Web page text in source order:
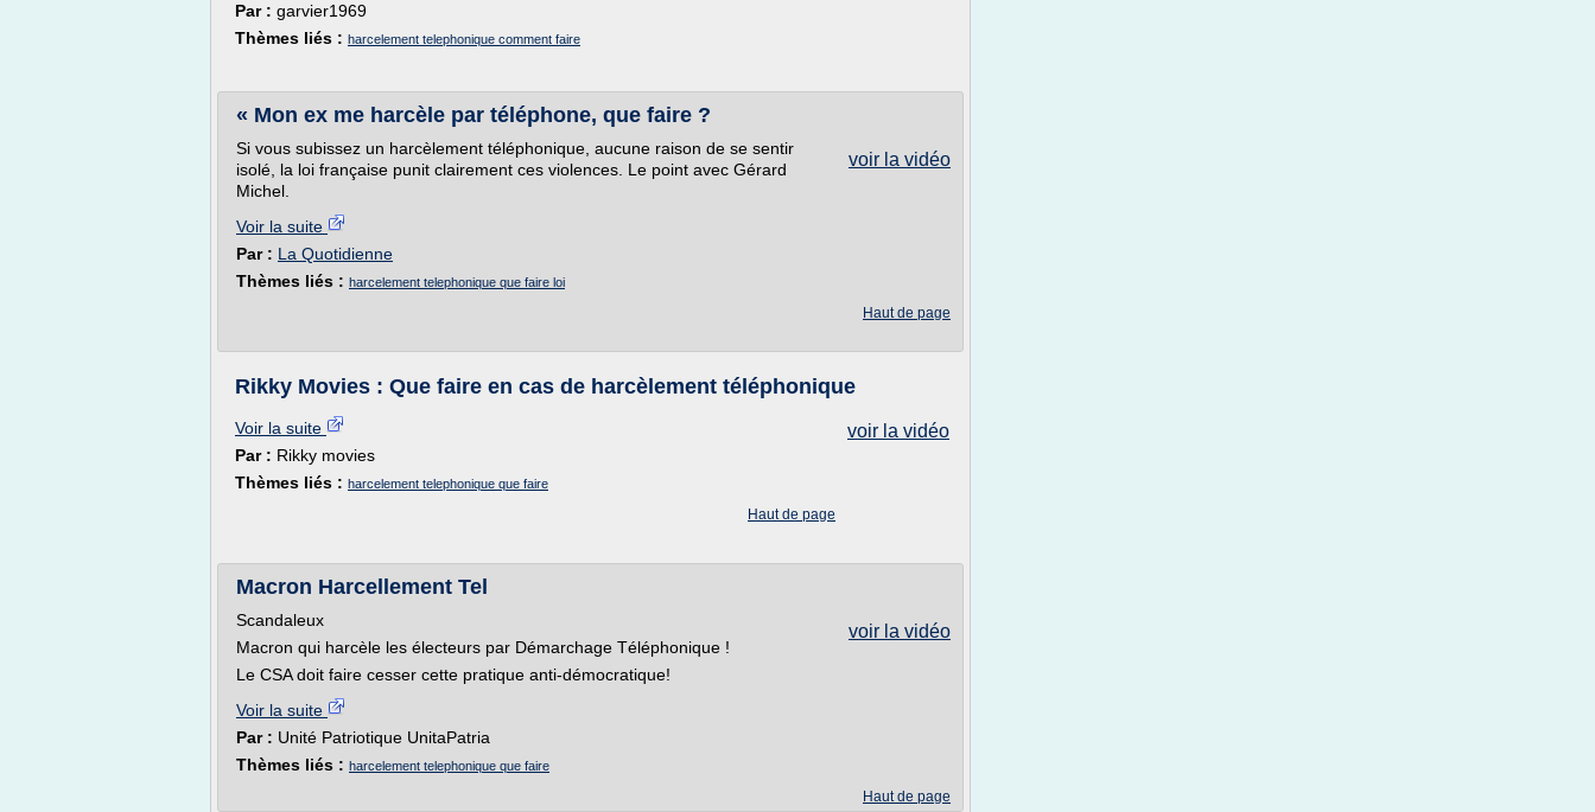
Par : garvier1969
Thèmes liés : harcelement telephonique comment faire
« Mon ex me harcèle par téléphone, que faire ?
voir la vidéo
Si vous subissez un harcèlement téléphonique, aucune raison de se sentir
isolé, la loi française punit clairement ces violences. Le point avec Gérard
Michel.
Voir la suite
Par : La Quotidienne
Thèmes liés : harcelement telephonique que faire loi
Haut de page
Rikky Movies : Que faire en cas de harcèlement téléphonique
voir la vidéo
Voir la suite
Par : Rikky movies
Thèmes liés : harcelement telephonique que faire
Haut de page
Macron Harcellement Tel
voir la vidéo
Scandaleux
Macron qui harcèle les électeurs par Démarchage Téléphonique !
Le CSA doit faire cesser cette pratique anti-démocratique!
Voir la suite
Par : Unité Patriotique UnitaPatria
Thèmes liés : harcelement telephonique que faire
Haut de page